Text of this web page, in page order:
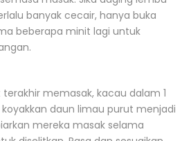
banyak cecair, hanya buka
beberapa minit lagi untuk
memasak, kacau dalam 1
koyakkan daun limau purut menjadi
mereka masak selama
diselitkan. Rasa dan sesuaikan